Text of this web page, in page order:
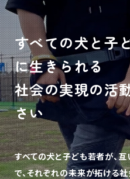
すべての犬と子
に生きられる
社会の実現の活
さい
すべての犬と子ども若者が、
で、それぞれの未来が拓ける